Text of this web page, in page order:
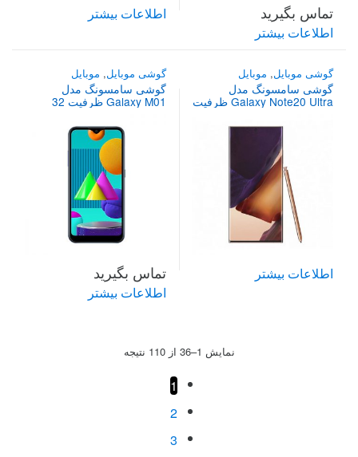
تماس بگیرید
اطلاعات بیشتر
اطلاعات بیشتر
گوشی موبایل, موبایل
گوشی سامسونگ مدل
Galaxy Note20 Ultra ظرفیت
اطلاعات بیشتر
گوشی موبایل, موبایل
گوشی سامسونگ مدل
Galaxy M01 ظرفیت 32
تماس بگیرید
اطلاعات بیشتر
نمایش 1–36 از 110 نتیجه
1
2
3